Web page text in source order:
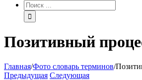
Позитивный
Главная/Фото словарь терминов/
Предыдущая Следующая